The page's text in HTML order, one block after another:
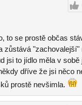
to se prostě občas
zůstává
jsi to jídlo měla v sobě
dříve že jsi něco
prostě nevšimla.